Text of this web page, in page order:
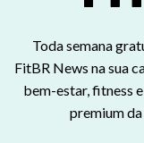
Toda semana
FitBR News na sua
bem-estar, fitness
premium da